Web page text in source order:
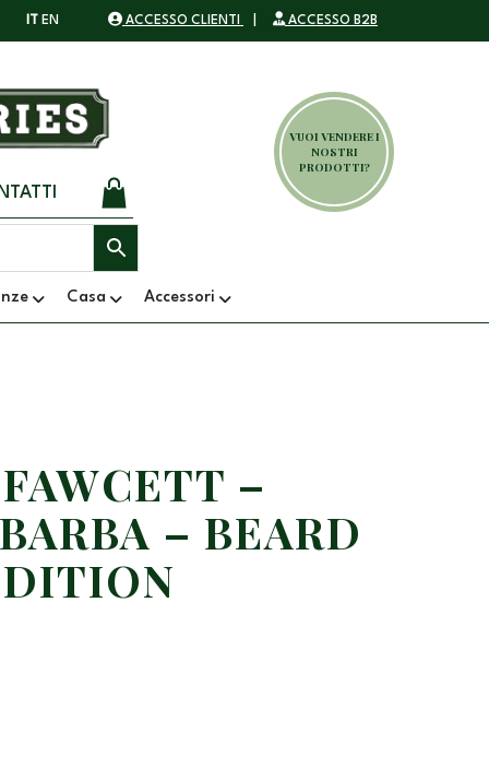
IT EN ACCESSO CLIENTI ACCESSO B2B
Casa Accessori
VUOI VENDERE I
NOSTRI
PRODOTTI?
–
– BEARD